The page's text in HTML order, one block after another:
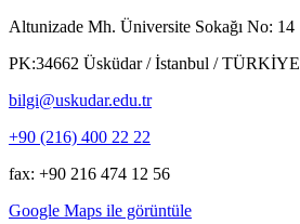
Altunizade Mh. Üniversite Sokağı No: 14
PK:34662 Üsküdar / İstanbul / TÜRKİYE
bilgi@uskudar.edu.tr
+90 (216) 400 22 22
fax: +90 216 474 12 56
Google Maps ile görüntüle